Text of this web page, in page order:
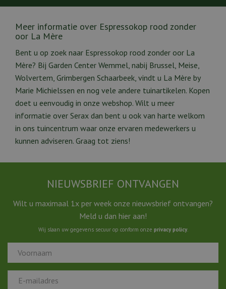
Meer informatie over Espressokop rood zonder
oor La Mère
Bent u op zoek naar Espressokop rood zonder oor La
Mère? Bij Garden Center Wemmel, nabij Brussel, Meise,
Wolvertem, Grimbergen Schaarbeek, vindt u La Mère by
Marie Michielssen en nog vele andere tuinartikelen. Kopen
doet u eenvoudig in onze webshop. Wilt u meer
informatie over Serax dan bent u ook van harte welkom
in ons tuincentrum waar onze ervaren medewerkers u
kunnen adviseren. Graag tot ziens!
NIEUWSBRIEF ONTVANGEN
Wilt u maximaal 1x per week onze nieuwsbrief ontvangen?
Meld u dan hier aan!
Wij slaan uw gegevens secuur op conform onze privacy policy.